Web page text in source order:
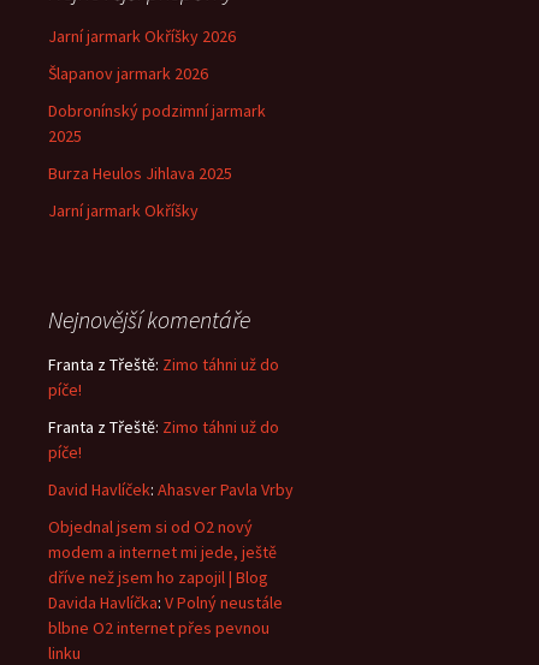
Jarní jarmark Okříšky 2026
Šlapanov jarmark 2026
Dobronínský podzimní jarmark
2025
Burza Heulos Jihlava 2025
Jarní jarmark Okříšky
Nejnovější komentáře
Franta z Třeště: Zimo táhni už do
píče!
Franta z Třeště: Zimo táhni už do
píče!
David Havlíček: Ahasver Pavla Vrby
Objednal jsem si od O2 nový
modem a internet mi jede, ještě
dříve než jsem ho zapojil | Blog
Davida Havlíčka: V Polný neustále
blbne O2 internet přes pevnou
linku